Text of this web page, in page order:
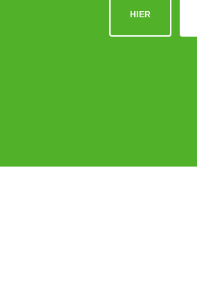
HIER